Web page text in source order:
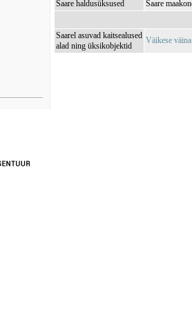
Saare haldusüksused Saare
Saarel asuvad kaitsealused
alad ning üksikobjektid
Väikese